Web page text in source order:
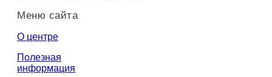
Меню сайта
О центре
Полезная
информация